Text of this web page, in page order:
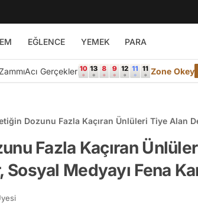
EĞLENCE YEMEK PARA
Acı Gerçekler Zone Okey
Dozunu Fazla Kaçıran Ünlüleri Tiye Alan
Fazla Kaçıran
Medyayı Fena